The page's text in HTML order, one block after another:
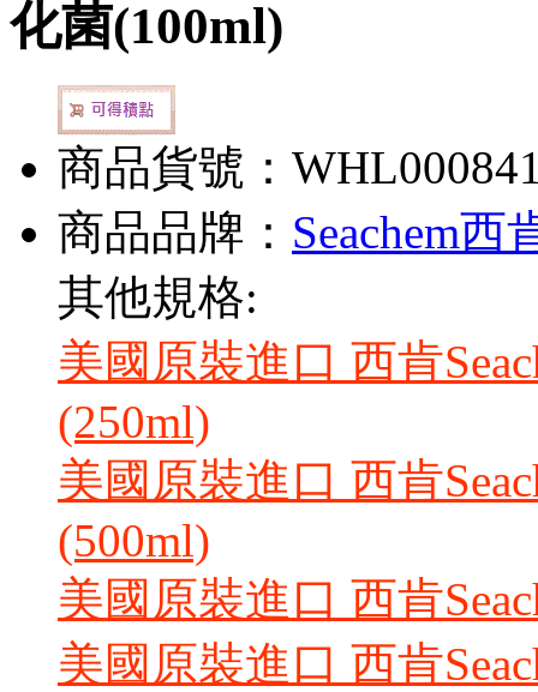
化菌(100ml)
商品貨號：
商品品牌： Seachem西
其他規格:
美國原裝進口 西肯
(250ml)
美國原裝進口 西肯
(500ml)
美國原裝進口 西肯
美國原裝進口 西肯